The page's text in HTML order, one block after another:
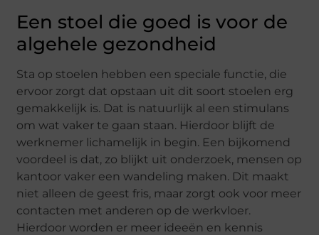
Een stoel die goed is voor de
algehele gezondheid
Sta op stoelen hebben een speciale functie, die
ervoor zorgt dat opstaan uit dit soort stoelen erg
gemakkelijk is. Dat is natuurlijk al een stimulans
om wat vaker te gaan staan. Hierdoor blijft de
werknemer lichamelijk in begin. Een bijkomend
voordeel is dat, zo blijkt uit onderzoek, mensen op
kantoor vaker een wandeling maken. Dit maakt
niet alleen de geest fris, maar zorgt ook voor meer
contacten met anderen op de werkvloer.
Hierdoor worden er meer ideeën en kennis